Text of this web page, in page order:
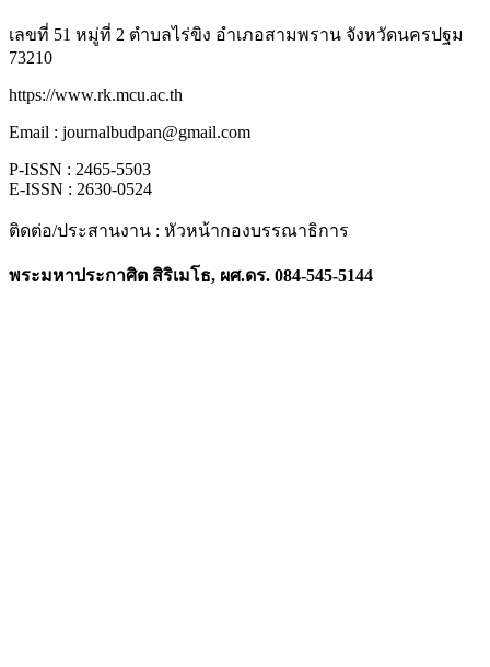
เลขที่ 51 หมู่ที่ 2 ตำบลไร่ขิง อำเภอสามพราน จังหวัดนครปฐม
73210
https://www.rk.mcu.ac.th
Email : journalbudpan@gmail.com
P-ISSN : 2465-5503
E-ISSN : 2630-0524
ติดต่อ/ประสานงาน : หัวหน้ากองบรรณาธิการ
พระมหาประกาศิต สิริเมโธ, ผศ.ดร. 084-545-5144